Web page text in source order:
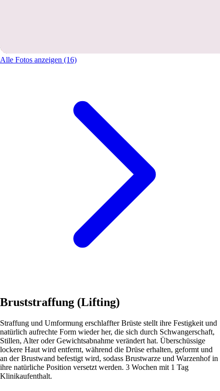
Alle Fotos anzeigen (16)
Bruststraffung (Lifting)
Straffung und Umformung erschlaffter Brüste stellt ihre Festigkeit und
natürlich aufrechte Form wieder her, die sich durch Schwangerschaft,
Stillen, Alter oder Gewichtsabnahme verändert hat. Überschüssige
lockere Haut wird entfernt, während die Drüse erhalten, geformt und
an der Brustwand befestigt wird, sodass Brustwarze und Warzenhof in
ihre natürliche Position versetzt werden. 3 Wochen mit 1 Tag
Klinikaufenthalt.